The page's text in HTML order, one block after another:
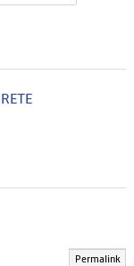
Permalink